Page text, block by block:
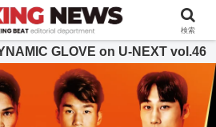
ボクシング・ビート] 公式サイト
GLOVE on U-NEXT vol.46
検索